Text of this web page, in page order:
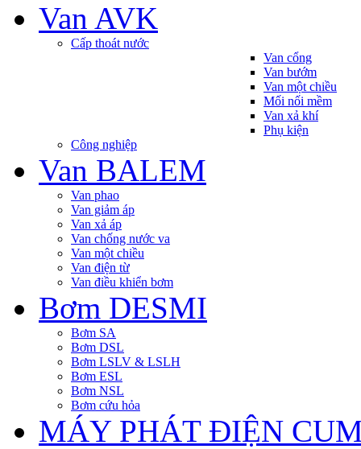
Van AVK
Cấp thoát nước
Van cổng
Van bướm
Van một chiều
Mối nối mềm
Van xả khí
Phụ kiện
Công nghiệp
Van BALEM
Van phao
Van giảm áp
Van xả áp
Van chống nước va
Van một chiều
Van điện từ
Van điều khiển bơm
Bơm DESMI
Bơm SA
Bơm DSL
Bơm LSLV & LSLH
Bơm ESL
Bơm NSL
Bơm cứu hỏa
MÁY PHÁT ĐIỆN